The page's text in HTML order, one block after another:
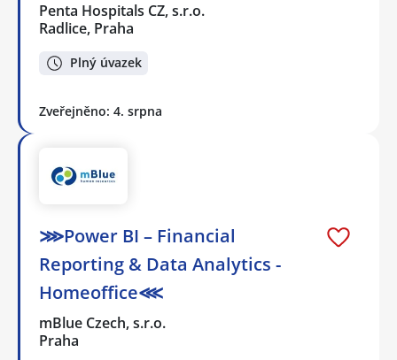
Penta Hospitals CZ, s.r.o.
Radlice, Praha
Plný úvazek
Zveřejněno: 4. srpna
⋙Power BI – Financial
Reporting & Data Analytics -
Homeoffice⋘
mBlue Czech, s.r.o.
Praha